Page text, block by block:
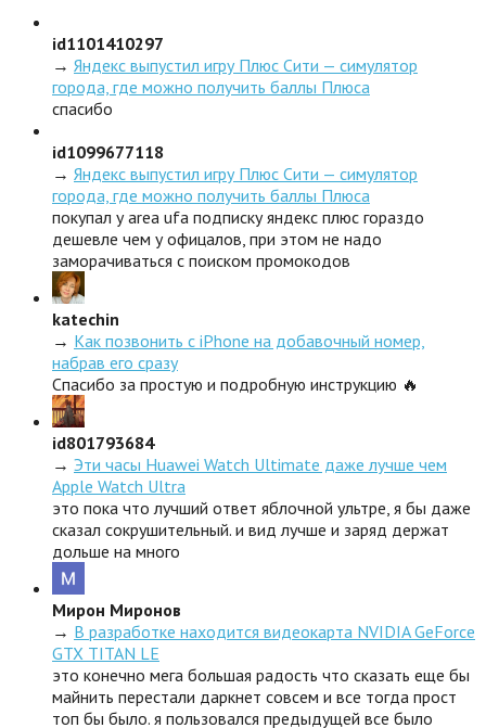
id1101410297
→ Яндекс выпустил игру Плюс Сити — симулятор
города, где можно получить баллы Плюса
спасибо
id1099677118
→ Яндекс выпустил игру Плюс Сити — симулятор
города, где можно получить баллы Плюса
покупал у area ufa подписку яндекс плюс гораздо
дешевле чем у офицалов, при этом не надо
заморачиваться с поиском промокодов
katechin
→ Как позвонить с iPhone на добавочный номер,
набрав его сразу
Спасибо за простую и подробную инструкцию 🔥
id801793684
→ Эти часы Huawei Watch Ultimate даже лучше чем
Apple Watch Ultra
это пока что лучший ответ яблочной ультре, я бы даже
сказал сокрушительный. и вид лучше и заряд держат
дольше на много
Мирон Миронов
→ В разработке находится видеокарта NVIDIA GeForce
GTX TITAN LE
это конечно мега большая радость что сказать еще бы
майнить перестали даркнет совсем и все тогда прост
топ бы было. я пользовался предыдущей все было